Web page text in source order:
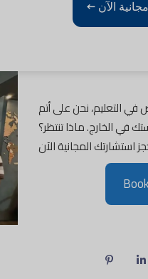
الآن ←
التعليم، نحن على أتم
في الخارج. ماذا تنتظر؟